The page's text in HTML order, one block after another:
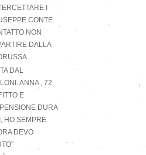
I
CONTE.
NON
DALLA
DAL
ANNA , 72
E
DURA
HO SEMPRE
DEVO